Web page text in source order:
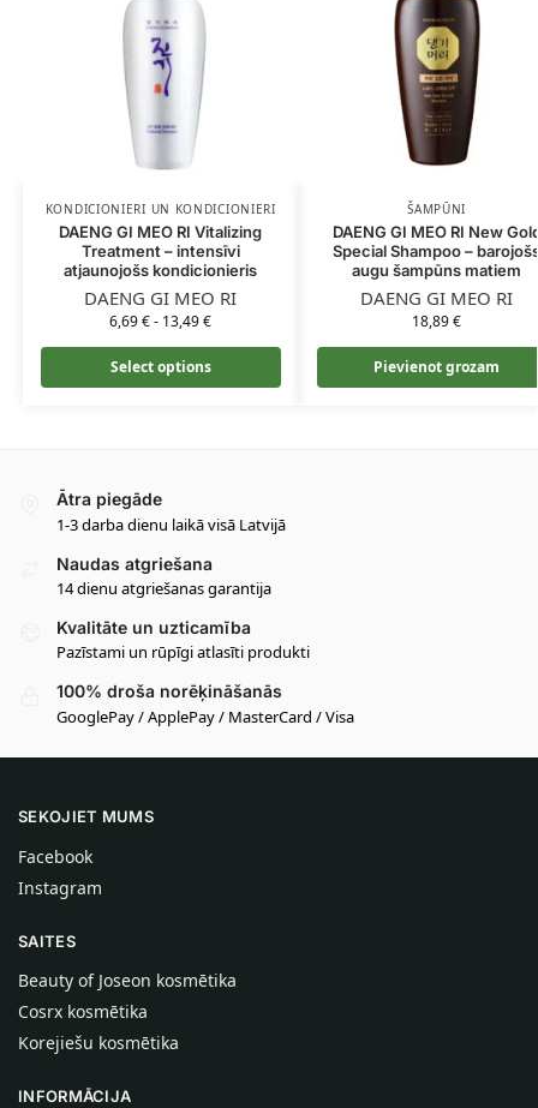
KONDICIONIERI UN KONDICIONIERI
DAENG GI MEO RI Vitalizing
Treatment – intensīvi
atjaunojošs kondicionieris
DAENG GI MEO RI
6,69€- 13,49€
Select options
ŠAMPŪNI
DAENG GI MEO RI New
Special Shampoo –
augu šampūns matiem
DAENG GI MEO RI
18,89€
Pievienot grozam
Ātra piegāde
1-3 darba dienu laikā visā Latvijā
Naudas atgriešana
14 dienu atgriešanas garantija
Kvalitāte un uzticamība
Pazīstami un rūpīgi atlasīti produkti
100% droša norēķināšanās
GooglePay / ApplePay / MasterCard / Visa
SEKOJIET MUMS
Facebook
Instagram
SAITES
Beauty of Joseon kosmētika
Cosrx kosmētika
Korejiešu kosmētika
INFORMĀCIJA